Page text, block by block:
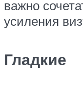
важно
усиления
Гладкие